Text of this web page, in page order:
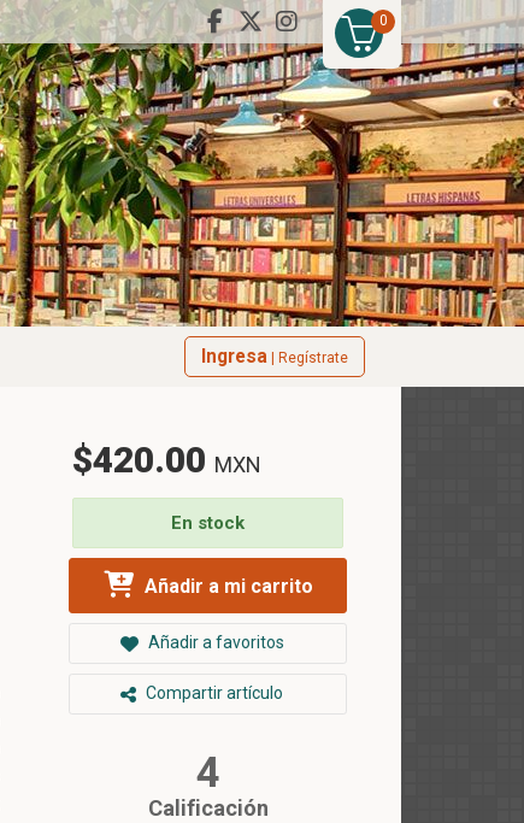
0
Ingresa | Regístrate
$420.00 MXN
En stock
Añadir a mi carrito
Añadir a favoritos
Compartir artículo
4
Calificación